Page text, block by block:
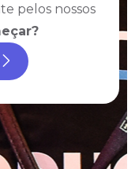
pelos nossos